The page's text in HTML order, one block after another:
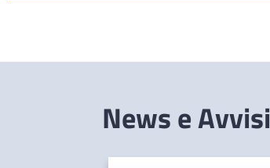
News e Avvisi